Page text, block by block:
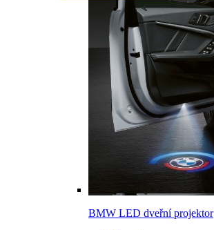
BMW LED dveřní projektor